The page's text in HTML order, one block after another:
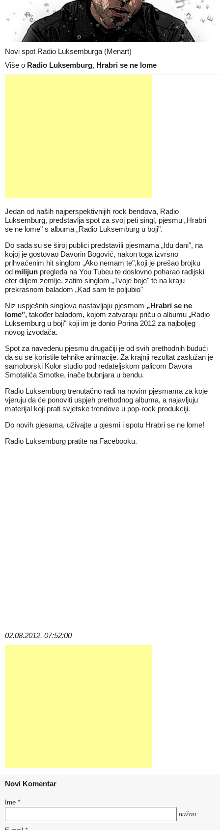
Novi spot Radio Luksemburga (Menart)
Više o Radio Luksemburg, Hrabri se ne lome
Jedan od naših najperspektivnijih rock bendova, Radio
Luksemburg, predstavlja spot za svoj peti singl, pjesmu „Hrabri
se ne lome" s albuma „Radio Luksemburg u boji".
Do sada su se široj publici predstavili pjesmama „Idu dani", na
kojoj je gostovao Davorin Bogović, nakon toga izvrsno
prihvaćenim hit singlom „Ako nemam te",koji je prešao brojku
od milijun pregleda na You Tubeu te doslovno poharao radijski
eter diljem zemlje, zatim singlom „Tvoje boje" te na kraju
prekrasnom baladom „Kad sam te poljubio"
Niz uspješnih singlova nastavljaju pjesmom „Hrabri se ne
lome", također baladom, kojom zatvaraju priču o albumu „Radio
Luksemburg u boji" koji im je donio Porina 2012 za najboljeg
novog izvođača.
Spot za navedenu pjesmu drugačiji je od svih prethodnih budući
da su se koristile tehnike animacije. Za krajnji rezultat zaslužan je
samoborski Kolor studio pod redateljskom palicom Davora
Smotalića Smotke, inače bubnjara u bendu.
Radio Luksemburg trenutačno radi na novim pjesmama za koje
vjeruju da će ponoviti uspjeh prethodnog albuma, a najavljuju
materijal koji prati svjetske trendove u pop-rock produkciji.
Do novih pjesama, uživajte u pjesmi i spotu Hrabri se ne lome!
Radio Luksemburg pratite na Facebooku.
02.08.2012. 07:52:00
Novi Komentar
Ime *
nužno